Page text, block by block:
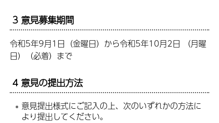
3 意見募集期間
令和5年9月1日（金曜日）から令和5年10月2日 （月曜
日）（必着）まで
4 意見の提出方法
意見提出様式にご記入の上、次のいずれかの方法に
より提出してください。